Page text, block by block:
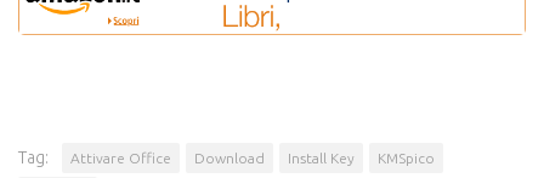
Tag: Attivare Office Download Install Key KMSpico